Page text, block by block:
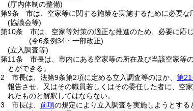
(庁内体制の整備)
第9条
市は、空家等に関する施策を実施するために必要な
(協議会等)
第10条
市は、空家等対策の適正な推進のため、必要に応
(令6条例34・一部改正)
(立入調査等)
第11条
市長は、市内にある空家等の所在及び当該空家等
とができる。
2
市長は、法第9条第2項に定める立入調査等のほか、 第21
報告させ、又はその職員若しくはその委任した者に、空
れたものと解釈してはならない。
3
市長は、 前項の規定により立入調査を実施しようとす